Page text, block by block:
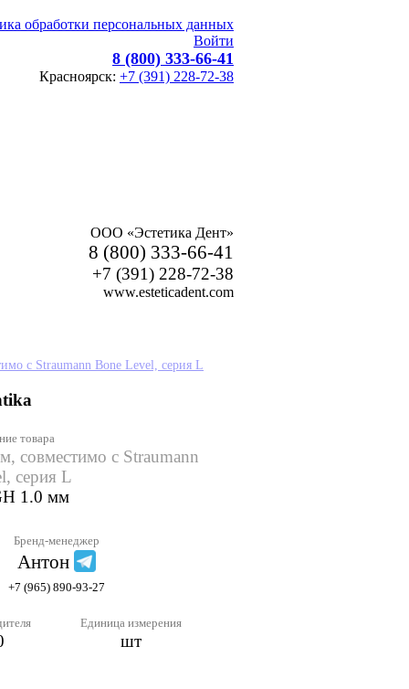
обработки персональных данных
Войти
8 (800) 333-66-41
Красноярск: +7 (391) 228-72-38
ООО «Эстетика Дент»
8 (800) 333-66-41
+7 (391) 228-72-38
www.esteticadent.com
с Straumann Bone Level, серия L
товара
совместимо с Straumann
серия L
1.0 мм
Бренд-менеджер
Антон
+7 (965) 890-93-27
Единица измерения
шт